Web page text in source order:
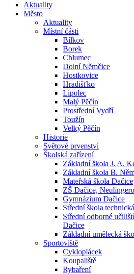
Aktuality
Město
Aktuality
Místní části
Bílkov
Borek
Chlumec
Dolní Němčice
Hostkovice
Hradišťko
Lipolec
Malý Pěčín
Prostřední Vydří
Toužín
Velký Pěčín
Historie
Světové prvenství
Školská zařízení
Základní škola J. A.
Základní škola B.
Mateřská škola Dačice
ZŠ Dačice,
Gymnázium Dačice
Střední škola
Střední odborné
Dačice
Základní umělecká
Sportoviště
Cykloplácek
Koupaliště
Rybaření